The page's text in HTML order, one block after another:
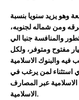
يزيد سنويا بنسبة
ومن شماله لجنوبه،
والمنافسة جنبا الي
مفتوح ومتوفر، ولكل
والبنوك الاسلامية
استثناء لمن يرغب في
عبر المصارف
الاسلامية.